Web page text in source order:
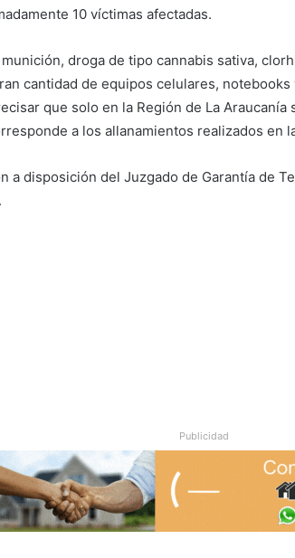
10 víctimas afectadas.
droga de tipo cannabis sativa,
cantidad de equipos celulares,
que solo en la Región de La
a los allanamientos realizados en
a disposición del Juzgado de Garantía de
Publicidad